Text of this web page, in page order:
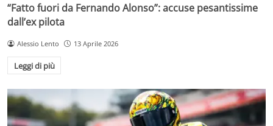
“Fatto fuori da Fernando Alonso”: accuse pesantissime
dall’ex pilota
Alessio Lento 13 Aprile 2026
Leggi di più